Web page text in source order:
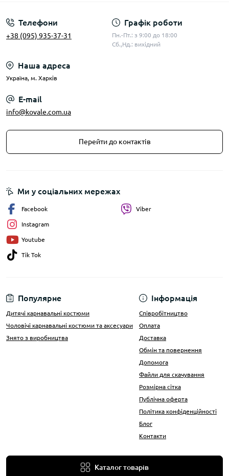
Телефони
+38 (095) 935-37-31
Графік роботи
Пн.-Пт.: з 9:00 до 18:00
Сб.,Нд.: вихідний
Наша адреса
Українa, м. Харків
E-mail
info@kovale.com.ua
Перейти до контактів
Популярне
Дитячі карнавальні костюми
Чоловічі карнавальні костюми та аксесуари
Знято з виробництва
Інформація
Співробітництво
Оплата
Доставка
Обмін та повернення
Допомога
Файли для скачування
Розмірна сітка
Публічна оферта
Політика конфіденційності
Блог
Контакти
Каталог товарів
Ми у соціальних мережах
Facebook
Instagram
Youtube
Tik Tok
Viber